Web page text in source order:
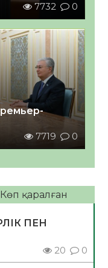
7732 0
7719 0
Көп қаралған
ПЕН
20 0